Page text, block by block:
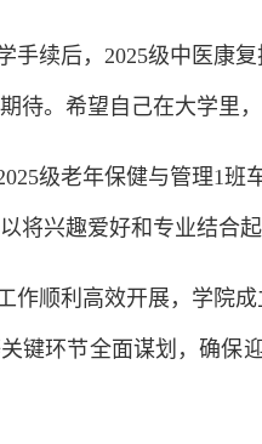
手续后，2025级中医康
待。希望自己在大学里
级老年保健与管理1
将兴趣爱好和专业结合
作顺利高效开展，学院
键环节全面谋划，确保